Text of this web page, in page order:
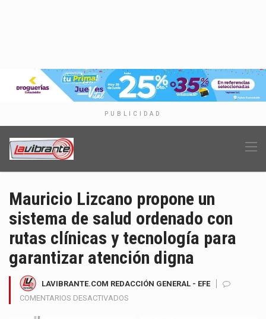
PUBLICIDAD
Mauricio Lizcano propone un
sistema de salud ordenado con
rutas clínicas y tecnología para
garantizar atención digna
LAVIBRANTE.COM REDACCIÓN GENERAL - EFE
COMENTARIOS DESACTIVADOS